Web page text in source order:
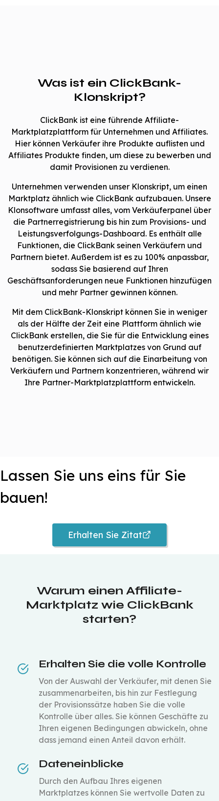
Was ist ein ClickBank-
Klonskript?
ClickBank ist eine führende Affiliate-
Marktplatzplattform für Unternehmen und Affiliates.
Hier können Verkäufer ihre Produkte auflisten und
Affiliates Produkte finden, um diese zu bewerben und
damit Provisionen zu verdienen.
Unternehmen verwenden unser Klonskript, um einen
Marktplatz ähnlich wie ClickBank aufzubauen. Unsere
Klonsoftware umfasst alles, vom Verkäuferpanel über
die Partnerregistrierung bis hin zum Provisions- und
Leistungsverfolgungs-Dashboard. Es enthält alle
Funktionen, die ClickBank seinen Verkäufern und
Partnern bietet. Außerdem ist es zu 100% anpassbar,
sodass Sie basierend auf Ihren
Geschäftsanforderungen neue Funktionen hinzufügen
und mehr Partner gewinnen können.
Mit dem ClickBank-Klonskript können Sie in weniger
als der Hälfte der Zeit eine Plattform ähnlich wie
ClickBank erstellen, die Sie für die Entwicklung eines
benutzerdefinierten Marktplatzes von Grund auf
benötigen. Sie können sich auf die Einarbeitung von
Verkäufern und Partnern konzentrieren, während wir
Ihre Partner-Marktplatzplattform entwickeln.
Lassen Sie uns eins für Sie
bauen!
Erhalten Sie Zitat
Warum einen Affiliate-
Marktplatz wie ClickBank
starten?
Erhalten Sie die volle Kontrolle
Von der Auswahl der Verkäufer, mit denen Sie
zusammenarbeiten, bis hin zur Festlegung
der Provisionssätze haben Sie die volle
Kontrolle über alles. Sie können Geschäfte zu
Ihren eigenen Bedingungen abwickeln, ohne
dass jemand einen Anteil davon erhält.
Dateneinblicke
Durch den Aufbau Ihres eigenen
Marktplatzes können Sie wertvolle Daten zu